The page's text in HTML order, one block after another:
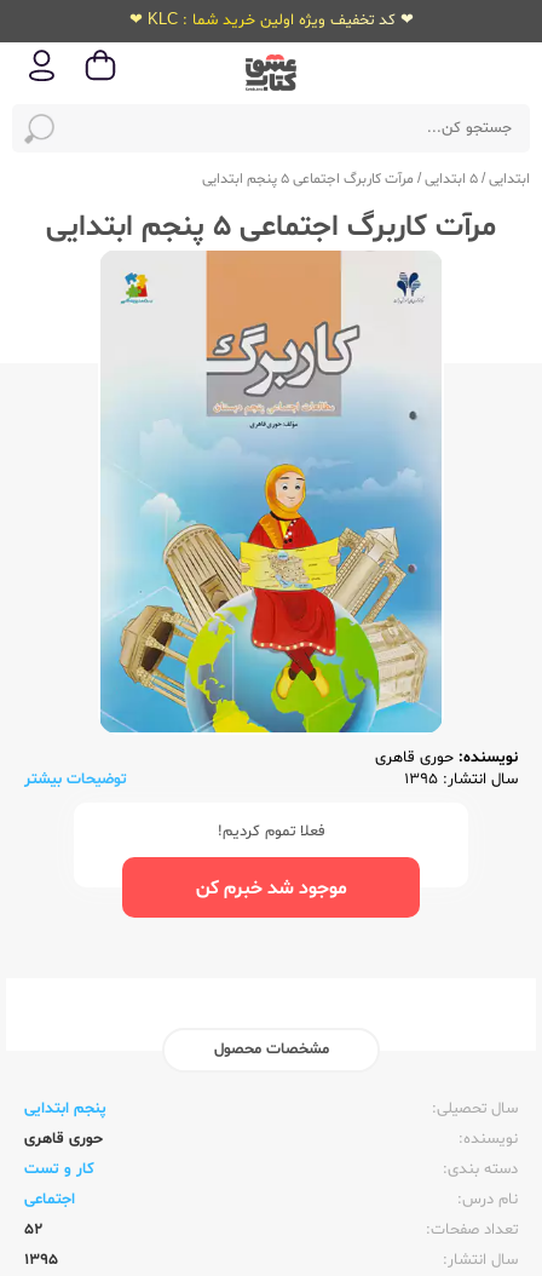
❤ کد تخفیف ویژه اولین خرید شما : KLC ❤
ابتدایی/5 ابتدایی / مرآت کاربرگ اجتماعی 5 پنجم ابتدایی
مرآت کاربرگ اجتماعی 5 پنجم ابتدایی
نویسنده: حوری قاهری
سال انتشار: 1395
توضیحات بیشتر
فعلا تموم کردیم!
موجود شد خبرم کن
مشخصات محصول
سال تحصیلی:‌
پنجم ابتدایی
نویسنده:‌
حوری قاهری
دسته بندی:
کار و تست
نام درس:
اجتماعی
تعداد صفحات:‌
52
سال انتشار:‌
1395